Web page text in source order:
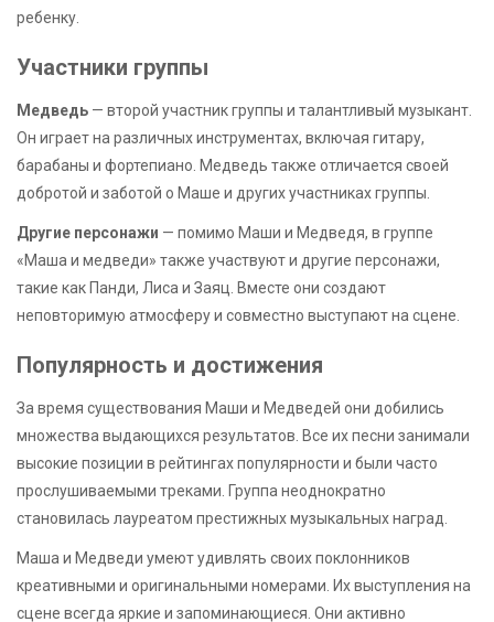
ребенку.
Участники группы
Медведь — второй участник группы и талантливый музыкант.
Он играет на различных инструментах, включая гитару,
барабаны и фортепиано. Медведь также отличается своей
добротой и заботой о Маше и других участниках группы.
Другие персонажи — помимо Маши и Медведя, в группе
«Маша и медведи» также участвуют и другие персонажи,
такие как Панди, Лиса и Заяц. Вместе они создают
неповторимую атмосферу и совместно выступают на сцене.
Популярность и достижения
За время существования Маши и Медведей они добились
множества выдающихся результатов. Все их песни занимали
высокие позиции в рейтингах популярности и были часто
прослушиваемыми треками. Группа неоднократно
становилась лауреатом престижных музыкальных наград.
Маша и Медведи умеют удивлять своих поклонников
креативными и оригинальными номерами. Их выступления на
сцене всегда яркие и запоминающиеся. Они активно